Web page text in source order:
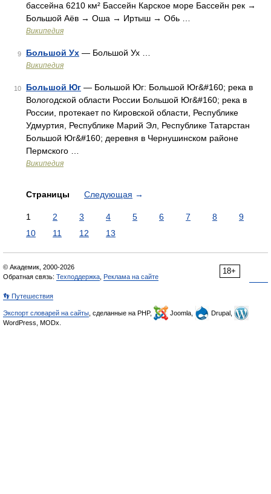
бассейна 6210 км² Бассейн Карское море Бассейн рек →
Большой Аёв → Оша → Иртыш → Обь …
Википедия
9 Большой Ух — Большой Ух …
Википедия
10 Большой Юг — Большой Юг: Большой Юг&#160; река в
Вологодской области России Большой Юг&#160; река в
России, протекает по Кировской области, Республике
Удмуртия, Республике Марий Эл, Республике Татарстан
Большой Юг&#160; деревня в Чернушинском районе
Пермского …
Википедия
Страницы Следующая →
1 2 3 4 5 6 7 8
9
10
11 12 13
18+
© Академик, 2000-2026
Обратная связь: Техподдержка Реклама на сайте
👣 Путешествия
Экспорт словарей на сайты , сделанные на PHP, Joomla,
Drupal,
WordPress, MODx.